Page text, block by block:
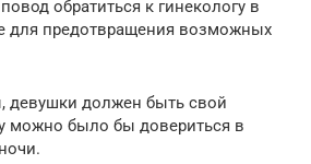
обратиться к гинекологу в
для предотвращения возможных
должен быть свой
можно было бы довериться в